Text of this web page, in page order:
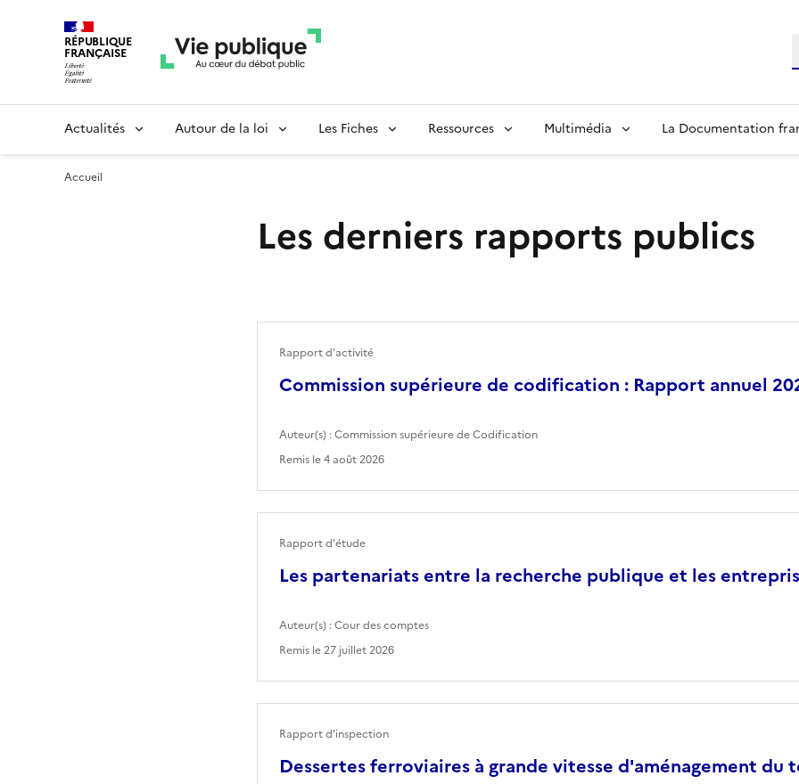
RÉPUBLIQUE
FRANÇAISE
Actualités Autour de la loi Les Fiches Ressources Multimédia La Documentation
Accueil
Les derniers rapports publics
Commission supérieure de codification : Rapport annuel
Rapport d'activité
Auteur(s) :Commission supérieure de Codification
Remis le4 août 2026
Les partenariats entre la recherche publique et les
Rapport d'étude
Auteur(s) :Cour des comptes
Remis le27 juillet 2026
Dessertes ferroviaires à grande vitesse d'aménagement du
Rapport d'inspection